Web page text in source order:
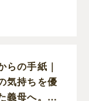
ける嫁
らの手紙｜
気持ちを優
義母へ。嫁